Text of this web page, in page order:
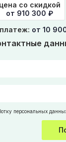
цена со скидкой
от 910 300 ₽
от 10
персональных